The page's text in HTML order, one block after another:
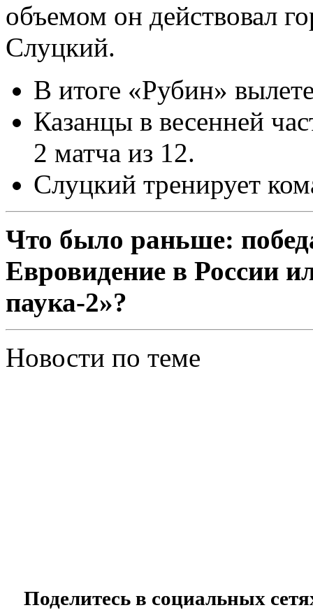
объемом он действовал
Слуцкий.
В итоге «Рубин»
Казанцы в весенней
2 матча из 12.
Слуцкий тренирует
Что было раньше:
Евровидение в России
паука-2»?
Новости по теме
Поделитесь в социальных